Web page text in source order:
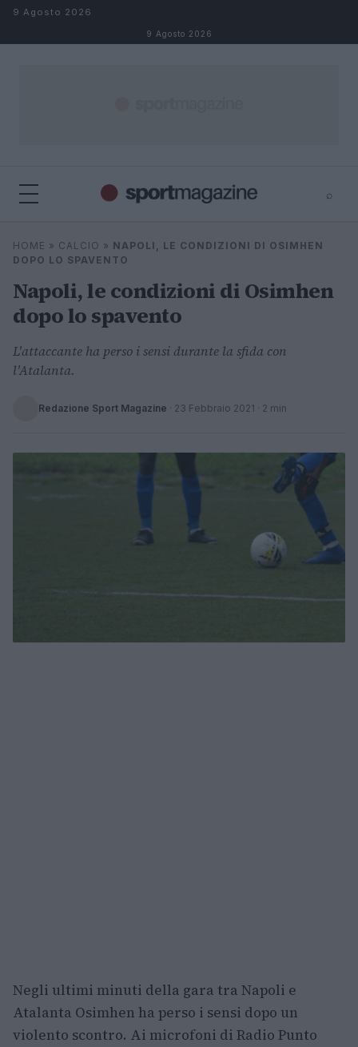
Salta al contenuto
9 Agosto 2026
9 Agosto 2026
⌕
Cerca
⌕
HOME » CALCIO » NAPOLI, LE CONDIZIONI DI OSIMHEN
DOPO LO SPAVENTO
Napoli, le condizioni di Osimhen
dopo lo spavento
L'attaccante ha perso i sensi durante la sfida con
l'Atalanta.
Redazione Sport Magazine · 23 Febbraio 2021 · 2 min
Negli ultimi minuti della gara tra Napoli e
Atalanta Osimhen ha perso i sensi dopo un
violento scontro. Ai microfoni di Radio Punto